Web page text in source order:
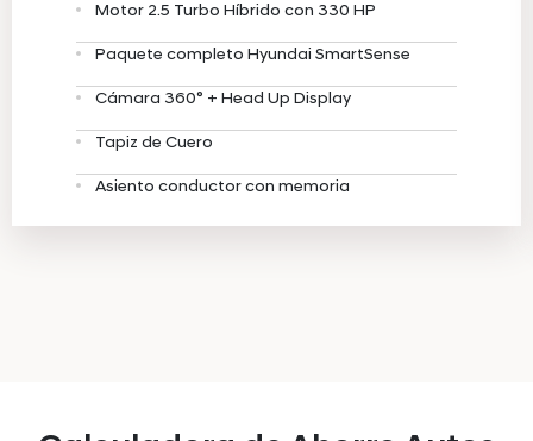
Motor 2.5 Turbo Híbrido con 330 HP
Paquete completo Hyundai SmartSense
Cámara 360° + Head Up Display
Tapiz de Cuero
Asiento conductor con memoria